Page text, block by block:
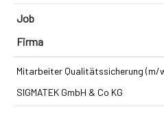
Job
Firma
Mitarbeiter Qualitätssicherung (m/
SIGMATEK GmbH & Co KG